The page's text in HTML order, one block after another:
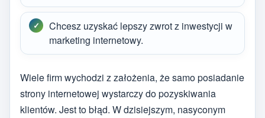
Chcesz uzyskać lepszy zwrot z inwestycji w
marketing internetowy.
Wiele firm wychodzi z założenia, że samo posiadanie
strony internetowej wystarczy do pozyskiwania
klientów. Jest to błąd. W dzisiejszym, nasyconym